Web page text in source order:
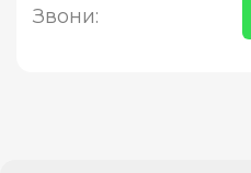
Звони: